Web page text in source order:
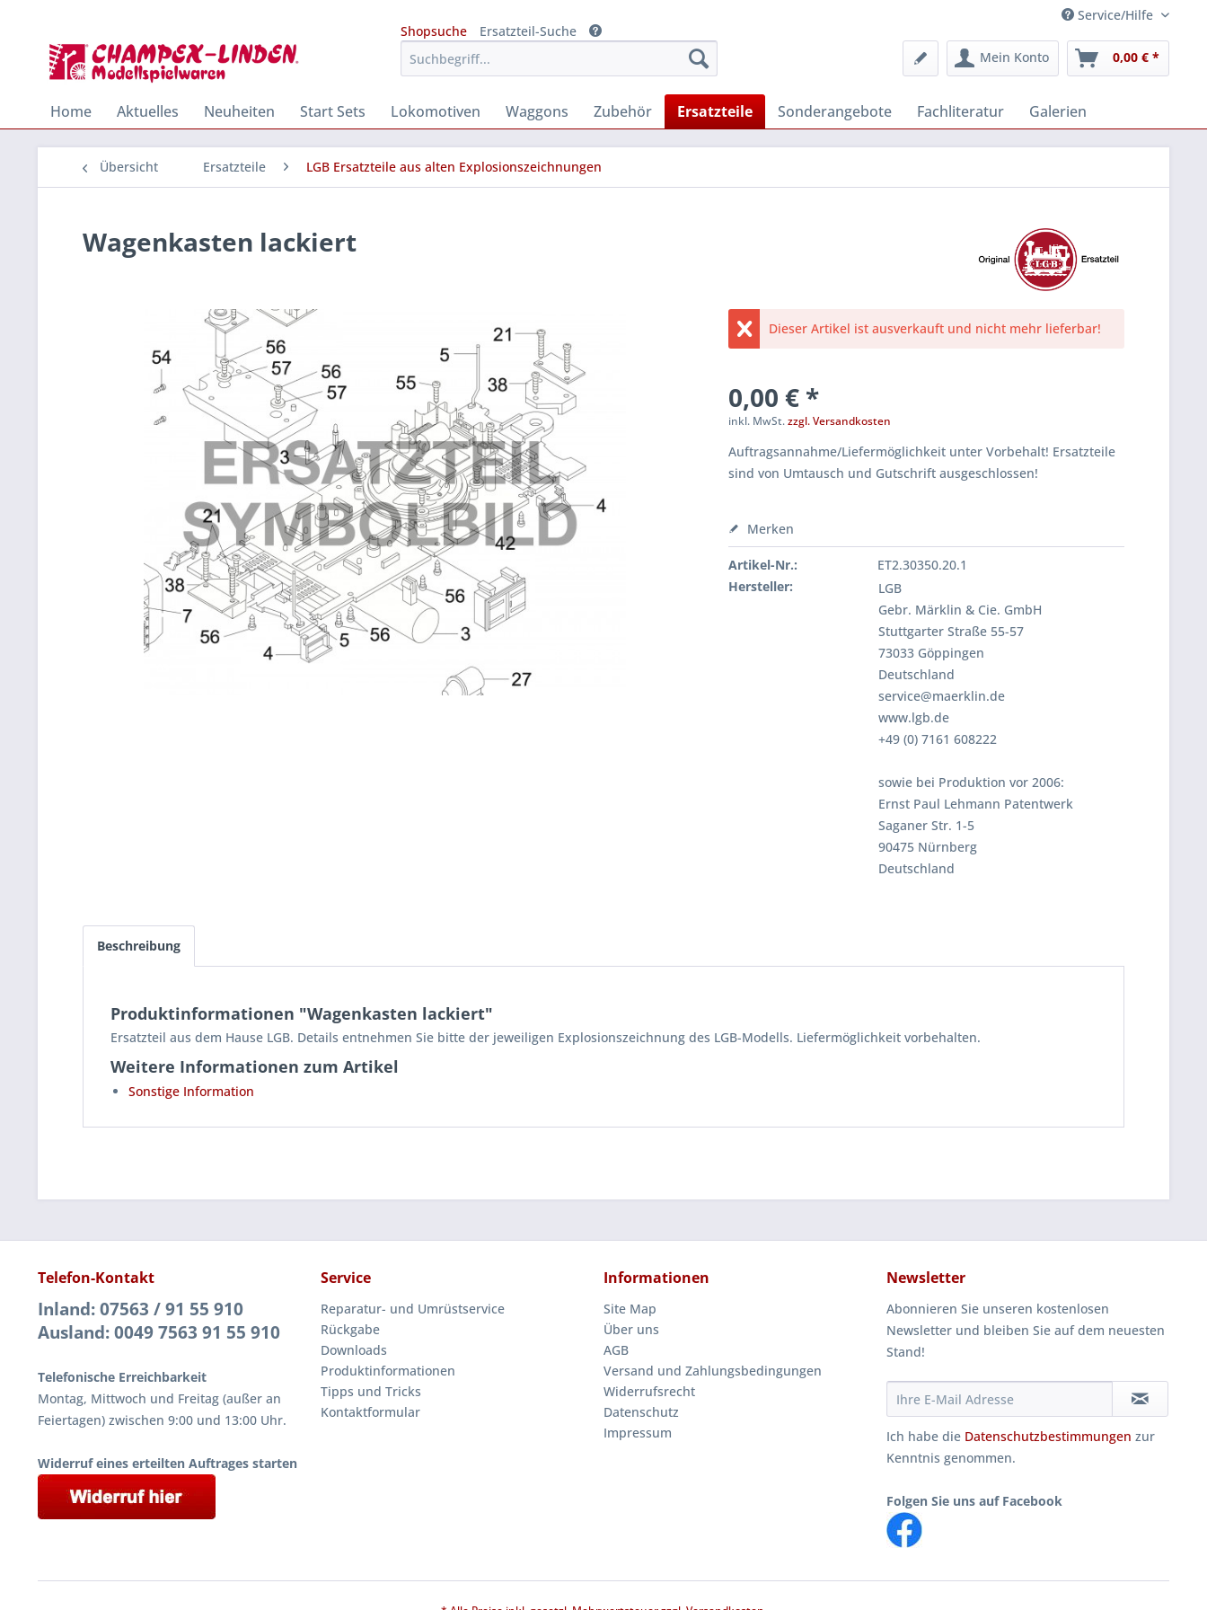
Service/Hilfe
Shopsuche
Ersatzteil-Suche
Mein Konto
0,00 € *
Home Aktuelles Neuheiten Start Sets Lokomotiven Waggons Zubehör Ersatzteile Sonderangebote Fachliteratur Galerien
Übersicht Ersatzteile LGB Ersatzteile aus alten Explosionszeichnungen
Wagenkasten lackiert
Dieser Artikel ist ausverkauft und nicht mehr lieferbar!
0,00 € *
inkl. MwSt.zzgl. Versandkosten
Auftragsannahme/Liefermöglichkeit unter Vorbehalt! Ersatzteile
sind von Umtausch und Gutschrift ausgeschlossen!
Merken
Artikel-Nr.:
ET2.30350.20.1
Hersteller:
LGB
Gebr. Märklin & Cie. GmbH
Stuttgarter Straße 55-57
73033 Göppingen
Deutschland
service@maerklin.de
www.lgb.de
+49 (0) 7161 608222
sowie bei Produktion vor 2006:
Ernst Paul Lehmann Patentwerk
Saganer Str. 1-5
90475 Nürnberg
Deutschland
Beschreibung
Produktinformationen "Wagenkasten lackiert"
Ersatzteil aus dem Hause LGB. Details entnehmen Sie bitte der jeweiligen Explosionszeichnung des LGB-Modells. Liefermöglichkeit vorbehalten.
Weitere Informationen zum Artikel
Sonstige Information
Telefon-Kontakt
Inland: 07563 / 91 55 910
Ausland: 0049 7563 91 55 910
Telefonische Erreichbarkeit
Montag, Mittwoch und Freitag (außer an
Feiertagen) zwischen 9:00 und 13:00 Uhr.
Widerruf eines erteilten Auftrages starten
Service
Reparatur- und Umrüstservice
Rückgabe
Downloads
Produktinformationen
Tipps und Tricks
Kontaktformular
Informationen
Site Map
Über uns
AGB
Versand und Zahlungsbedingungen
Widerrufsrecht
Datenschutz
Impressum
Newsletter
Abonnieren Sie unseren kostenlosen
Newsletter und bleiben Sie auf dem neuesten
Stand!
Ich habe die Datenschutzbestimmungen zur
Kenntnis genommen.
Folgen Sie uns auf Facebook